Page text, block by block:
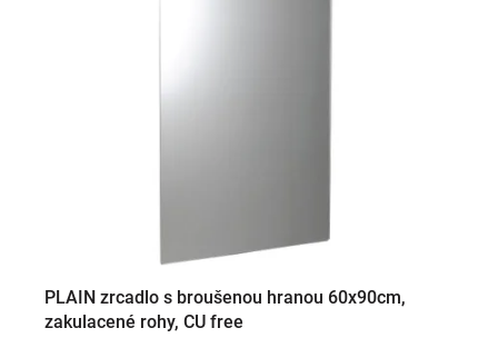
PLAIN zrcadlo s broušenou hranou 60x90cm,
zakulacené rohy, CU free